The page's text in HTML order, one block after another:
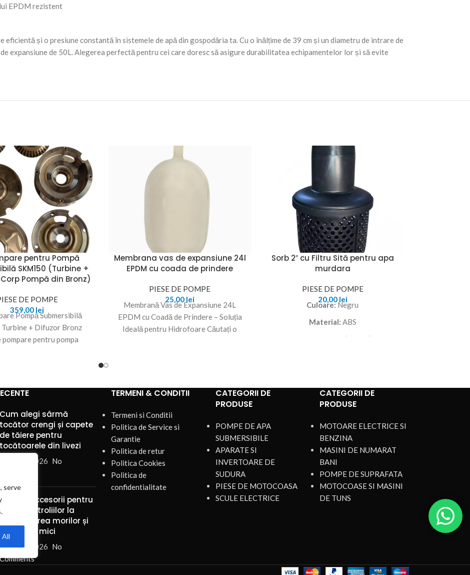
serve
All
EPDM rezistent
eficientă și o presiune constantă în sistemele de apă din gospodăria ta. Cu o înălțime de 39 cm și un diametru de intrare de
expansiune de 50L. Alegerea perfectă pentru cei care doresc să asigure durabilitatea echipamentelor lor și să evite
pentru Pompă
SKM150 (Turbine +
Pompă din Bronz)
DE POMPE
359,00 lei
Pompă Submersibilă
Turbine + Difuzor Bronz
pompare pentru pompa
Membrana vas de expansiune 24l
EPDM cu coada de prindere
PIESE DE POMPE
25,00 lei
Membrană Vas de Expansiune 24L
EPDM cu Coadă de Prindere – Soluția
Ideală pentru Hidrofoare Căutați o
Sorb 2″ cu Filtru Sită pentru apa
murdara
PIESE DE POMPE
20,00 lei
Culoare:Negru
Material: ABS
2" (50 mm)
aspirație cu sita
perfectă cu unitatea
Drenaj, apă uzată, apă
murdară
Cum alegi sârmă
tocător crengi și capete
de tăiere pentru
tocătoarele din livezi
6 august 2026 No
și accesorii pentru
troliilor la
manipularea morilor și
silozurilor mici
august 2026 No
TERMENI & CONDITII
Termeni si Conditii
Politica de Service si
Garantie
Politica de retur
Politica Cookies
Politica de
confidentialitate
CATEGORII DE
PRODUSE
POMPE DE APA
SUBMERSIBILE
APARATE SI
INVERTOARE DE
SUDURA
PIESE DE MOTOCOASA
SCULE ELECTRICE
CATEGORII DE
PRODUSE
MOTOARE ELECTRICE SI
BENZINA
MASINI DE NUMARAT
BANI
POMPE DE SUPRAFATA
MOTOCOASE SI MASINI
DE TUNS